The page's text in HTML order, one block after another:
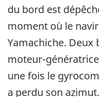
du bord est
moment où le
Yamachiche. Deux
moteur-
une fois le
a perdu son azimut.